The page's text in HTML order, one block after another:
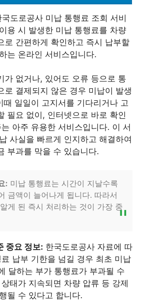
국도로공사 미납 통행료 조회 서비
용 시 발생한 미납 통행료를 차량
로 간편하게 확인하고 즉시 납부할
는 온라인 서비스입니다.
가 없거나, 있어도 오류 등으로 통
로 결제되지 않은 경우 미납이 발생
때 일일이 고지서를 기다리거나 고
필요 없이, 인터넷으로 바로 확인
아주 유용한 서비스입니다. 이 서
사실을 빠르게 인지하고 해결하여
부과를 막을 수 있습니다.
: 미납 통행료는 시간이 지날수록
금액이 늘어나게 됩니다. 따라서
게 된 즉시 처리하는 것이 가장 중
중요 정보: 한국도로공사 자료에 따
납부 기한을 넘길 경우 최초 미납
달하는 부가 통행료가 부과될 수
태가 지속되면 차량 압류 등 강제
될 수 있다고 합니다.